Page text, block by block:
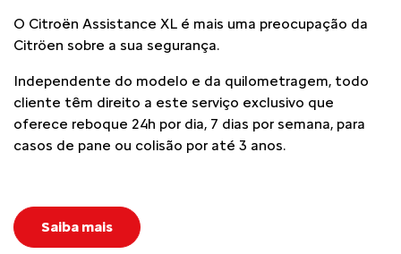
O Citroën Assistance XL é mais uma preocupação da
Citröen sobre a sua segurança.
Independente do modelo e da quilometragem, todo
cliente têm direito a este serviço exclusivo que
oferece reboque 24h por dia, 7 dias por semana, para
casos de pane ou colisão por até 3 anos.
Saiba mais